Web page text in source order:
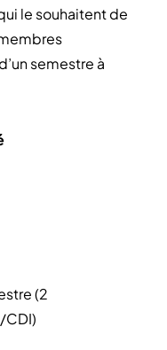
le souhaitent de
semestre à
(2
CDI)